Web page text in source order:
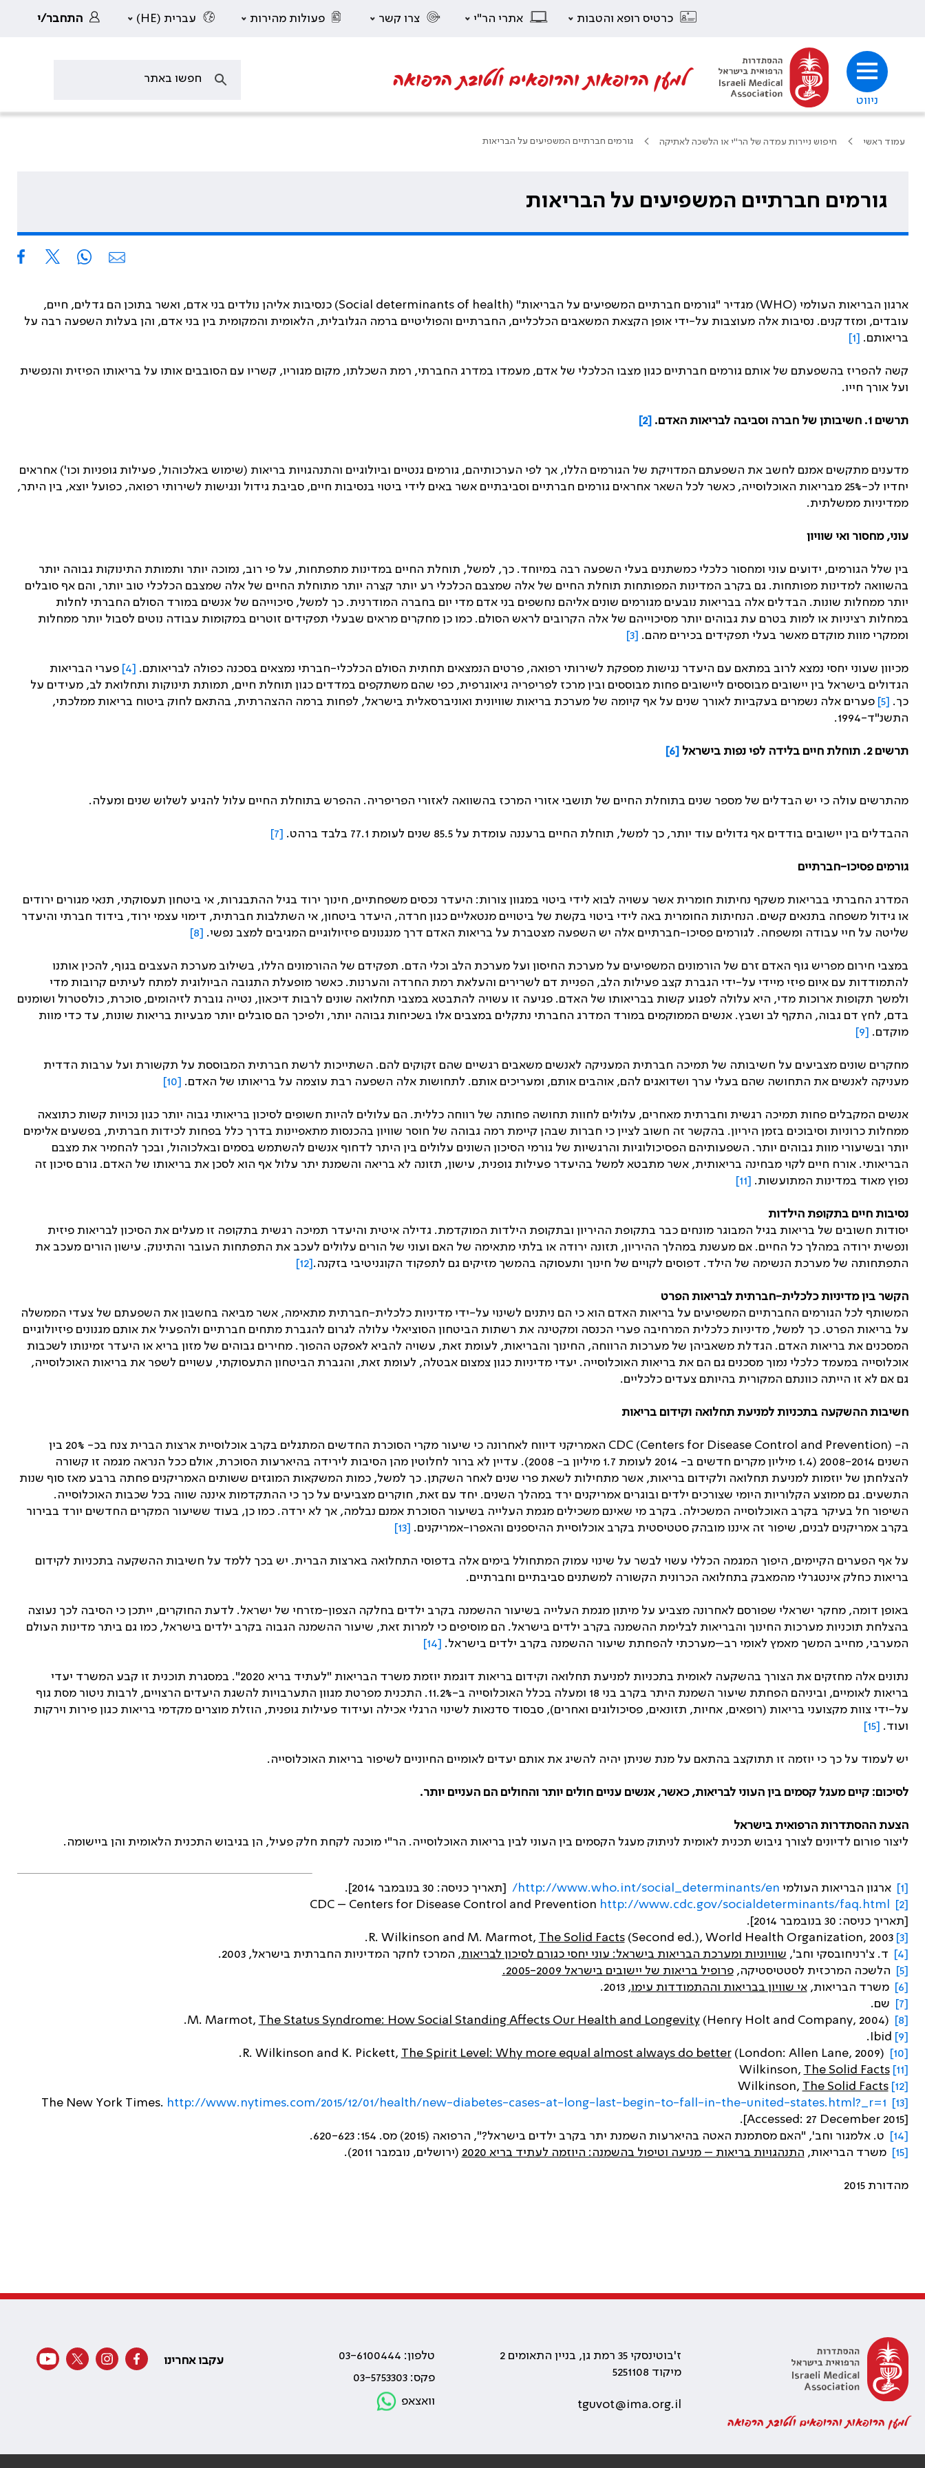
כרטיס רופא והטבות אתרי הר"י צרו קשר פעולות מהירות עברית (HE) התחבר/י
ניווט
למען הרופאות והרופאים ולטובת הרפואה
עמוד ראשי חיפוש ניירות עמדה של הר"י או הלשכה לאתיקה גורמים חברתיים המשפיעים על הבריאות
גורמים חברתיים המשפיעים על הבריאות
ארגון הבריאות העולמי (WHO) מגדיר "גורמים חברתיים המשפיעים על הבריאות" (Social determinants of health) כנסיבות אליהן נולדים בני אדם, ואשר בתוכן הם גדלים, חיים,
עובדים, ומזדקנים. נסיבות אלה מעוצבות על-ידי אופן הקצאת המשאבים הכלכליים, החברתיים והפוליטיים ברמה הגלובלית, הלאומית והמקומית בין בני אדם, והן בעלות השפעה רבה על
בריאותם. [1]
קשה להפריז בהשפעתם של אותם גורמים חברתיים כגון מצבו הכלכלי של אדם, מעמדו במדרג החברתי, רמת השכלתו, מקום מגוריו, קשריו עם הסובבים אותו על בריאותו הפיזית והנפשית
ועל אורך חייו.
תרשים 1. חשיבותן של חברה וסביבה לבריאות האדם. [2]
מדענים מתקשים אמנם לחשב את השפעתם המדויקת של הגורמים הללו, אך לפי הערכותיהם, גורמים גנטיים וביולוגיים והתנהגויות בריאות (שימוש באלכוהול, פעילות גופניות וכו') אחראים
יחדיו לכ-25% מבריאות האוכלוסייה, כאשר לכל השאר אחראים גורמים חברתיים וסביבתיים אשר באים לידי ביטוי בנסיבות חיים, סביבת גידול ונגישות לשירותי רפואה, כפועל יוצא, בין היתר,
ממדיניות ממשלתית.
עוני, מחסור ואי שוויון
בין שלל הגורמים, ידועים עוני ומחסור כלכלי כמשתנים בעלי השפעה רבה במיוחד. כך, למשל, תוחלת החיים במדינות מתפתחות, על פי רוב, נמוכה יותר ותמותת התינוקות גבוהה יותר
בהשוואה למדינות מפותחות. גם בקרב המדינות המפותחות תוחלת החיים של אלה שמצבם הכלכלי רע יותר קצרה יותר מתוחלת החיים של אלה שמצבם הכלכלי טוב יותר, והם אף סובלים
יותר ממחלות שונות. הבדלים אלה בבריאות נובעים מגורמים שונים אליהם נחשפים בני אדם מדי יום בחברה המודרנית. כך למשל, סיכוייהם של אנשים במורד הסולם החברתי לחלות
במחלות רציניות או למות בטרם עת גבוהים יותר מסיכוייהם של אלה הקרובים לראש הסולם. כמו כן מחקרים מראים שבעלי תפקידים זוטרים במקומות עבודה נוטים לסבול יותר ממחלות
וממקרי מוות מוקדם מאשר בעלי תפקידים בכירים מהם. [3]
מכיוון שעוני יחסי נמצא לרוב במתאם עם היעדר נגישות מספקת לשירותי רפואה, פרטים הנמצאים תחתית הסולם הכלכלי-חברתי נמצאים בסכנה כפולה לבריאותם. [4]
פערי הבריאות
הגדולים בישראל בין יישובים מבוססים ליישובים פחות מבוססים ובין מרכז לפריפריה גיאוגרפית, כפי שהם משתקפים במדדים כגון תוחלת חיים, תמותת תינוקות ותחלואת לב, מעידים על
כך. [5]
פערים אלה נשמרים בעקביות לאורך שנים על אף קיומה של מערכת בריאות שוויונית ואוניברסאלית בישראל, לפחות ברמה ההצהרתית, בהתאם לחוק ביטוח בריאות ממלכתי,
התשנ"ד-1994.
תרשים 2. תוחלת חיים בלידה לפי נפות בישראל [6]
מהתרשים עולה כי יש הבדלים של מספר שנים בתוחלת החיים של תושבי אזורי המרכז בהשוואה לאזורי הפריפריה. ההפרש בתוחלת החיים עלול להגיע לשלוש שנים ומעלה.
ההבדלים בין יישובים בודדים אף גדולים עוד יותר, כך למשל, תוחלת החיים ברעננה עומדת על 85.5 שנים לעומת 77.1 בלבד ברהט. [7]
גורמים פסיכו-חברתיים
המדרג החברתי בבריאות משקף נחיתות חומרית אשר עשויה לבוא לידי ביטוי במגוון צורות: היעדר נכסים משפחתיים, חינוך ירוד בגיל ההתבגרות, אי ביטחון תעסוקתי, תנאי מגורים ירודים
או גידול משפחה בתנאים קשים. הנחיתות החומרית באה לידי ביטוי בקשת של ביטויים מנטאליים כגון חרדה, היעדר ביטחון, אי השתלבות חברתית, דימוי עצמי ירוד, בידוד חברתי והיעדר
שליטה על חיי עבודה ומשפחה. לגורמים פסיכו-חברתיים אלה יש השפעה מצטברת על בריאות האדם דרך מנגנונים פיזיולוגיים המגיבים למצב נפשי. [8]
במצבי חירום מפריש גוף האדם זרם של הורמונים המשפיעים על מערכת החיסון ועל מערכת הלב וכלי הדם. תפקידם של ההורמונים הללו, בשילוב מערכת העצבים בגוף, להכין אותנו
להתמודדות עם איום פיזי מיידי על-ידי הגברת קצב פעילות הלב, הפניית דם לשרירים והעלאת רמת החרדה והערנות. כאשר מופעלת התגובה הביולוגית למתח לעיתים קרובות מדי
ולמשך תקופות ארוכות מדי, היא עלולה לפגוע קשות בבריאותו של האדם. פגיעה זו עשויה להתבטא במצבי תחלואה שונים לרבות דיכאון, נטייה גוברת לזיהומים, סוכרת, כולסטרול ושומנים
בדם, לחץ דם גבוה, התקף לב ושבץ. אנשים הממוקמים במורד המדרג החברתי נתקלים במצבים אלו בשכיחות גבוהה יותר, ולפיכך הם סובלים יותר מבעיות בריאות שונות, עד כדי מוות
מוקדם. [9]
מחקרים שונים מצביעים על חשיבותה של תמיכה חברתית המעניקה לאנשים משאבים רגשיים שהם זקוקים להם. השתייכות לרשת חברתית המבוססת על תקשורת ועל ערבות הדדית
מעניקה לאנשים את התחושה שהם בעלי ערך ושדואגים להם, אוהבים אותם, ומעריכים אותם. לתחושות אלה השפעה רבת עוצמה על בריאותו של האדם. [10]
אנשים המקבלים פחות תמיכה רגשית וחברתית מאחרים, עלולים לחוות תחושה פחותה של רווחה כללית. הם עלולים להיות חשופים לסיכון בריאותי גבוה יותר כגון נכויות קשות כתוצאה
ממחלות כרוניות וסיבוכים בזמן היריון. בהקשר זה חשוב לציין כי חברות שבהן קיימת רמה גבוהה של חוסר שוויון בהכנסות מתאפיינות בדרך כלל בפחות לכידות חברתית, בפשעים אלימים
יותר ובשיעורי מוות גבוהים יותר. השפעותיהם הפסיכולוגיות והרגשיות של גורמי הסיכון השונים עלולים בין היתר לדחוף אנשים להשתמש בסמים ובאלכוהול, ובכך להחמיר את מצבם
הבריאותי. אורח חיים לקוי מבחינה בריאותית, אשר מתבטא למשל בהיעדר פעילות גופנית, עישון, תזונה לא בריאה והשמנת יתר עלול אף הוא לסכן את בריאותו של האדם. גורם סיכון זה
נפוץ מאוד במדינות המתועשות. [11]
נסיבות חיים בתקופת הילדות
יסודות חשובים של בריאות בגיל המבוגר מונחים כבר בתקופת ההיריון ובתקופת הילדות המוקדמת. גדילה איטית והיעדר תמיכה רגשית בתקופה זו מעלים את הסיכון לבריאות פיזית
ונפשית ירודה במהלך כל החיים. אם מעשנת במהלך ההיריון, תזונה ירודה או בלתי מתאימה של האם ועוני של הורים עלולים לעכב את התפתחות העובר והתינוק. עישון הורים מעכב את
התפתחותה של מערכת הנשימה של הילד. דפוסים לקויים של חינוך ותעסוקה בהמשך מזיקים גם לתפקוד הקוגניטיבי בזקנה. [12]
הקשר בין מדיניות כלכלית-חברתית לבריאות הפרט
המשותף לכל הגורמים החברתיים המשפיעים על בריאות האדם הוא כי הם ניתנים לשינוי על-ידי מדיניות כלכלית-חברתית מתאימה, אשר מביאה בחשבון את השפעתם של צעדי הממשלה
על בריאות הפרט. כך למשל, מדיניות כלכלית המרחיבה פערי הכנסה ומקטינה את רשתות הביטחון הסוציאלי עלולה לגרום להגברת מתחים חברתיים ולהפעיל את אותם מגנונים פיזיולוגיים
המסכנים את בריאות האדם. הגדלת משאביהן של מערכות הרווחה, החינוך והבריאות, לעומת זאת, עשויה להביא לאפקט ההפוך. מחירים גבוהים של מזון בריא או היעדר זמינותו לשכבות
אוכלוסייה במעמד כלכלי נמוך מסכנים גם הם את בריאות האוכלוסייה. יעדי מדיניות כגון צמצום אבטלה, לעומת זאת, והגברת הביטחון התעסוקתי, עשויים לשפר את בריאות האוכלוסייה,
גם אם לא זו הייתה כוונתם המקורית בהיותם צעדים כלכליים.
חשיבות ההשקעה בתכניות למניעת תחלואה וקידום בריאות
ה- CDC (Centers for Disease Control and Prevention)
האמריקני דיווח לאחרונה כי שיעור מקרי הסוכרת החדשים המתגלים בקרב אוכלוסיית ארצות הברית צנח בכ- 20% בין
השנים 2008-2014 (1.4 מיליון מקרים חדשים ב- 2014 לעומת 1.7 מיליון ב- 2008). עדיין לא ברור לחלוטין מהן הסיבות לירידה בהיארעות הסוכרת, אולם ככל הנראה מגמה זו קשורה
להצלחתן של יוזמות למניעת תחלואה ולקידום בריאות, אשר מתחילות לשאת פרי שנים לאחר השקתן. כך למשל, כמות המשקאות המוגזים ששותים האמריקנים פחתה ברבע מאז סוף שנות
התשעים. גם ממוצע הקלוריות היומי שצורכים ילדים ובוגרים אמריקנים ירד במהלך השנים. יחד עם זאת, חוקרים מצביעים על כך כי ההתקדמות איננה שווה בכל שכבות האוכלוסייה.
השיפור חל בעיקר בקרב האוכלוסייה המשכילה. בקרב מי שאינם משכילים מגמת העלייה בשיעור הסוכרת אמנם נבלמה, אך לא ירדה. כמו כן, בעוד ששיעור המקרים החדשים יורד בבירור
בקרב אמריקנים לבנים, שיפור זה איננו מובהק סטטיסטית בקרב אוכלוסיית ההיספנים והאפרו-אמריקנים. [13]
על אף הפערים הקיימים, היפוך המגמה הכללי עשוי לבשר על שינוי עמוק המתחולל בימים אלה בדפוסי התחלואה בארצות הברית. יש בכך ללמד על חשיבות ההשקעה בתכניות לקידום
בריאות כחלק אינטגרלי מהמאבק בתחלואה הכרונית הקשורה למשתנים סביבתיים וחברתיים.
באופן דומה, מחקר ישראלי שפורסם לאחרונה מצביע על מיתון מגמת העלייה בשיעור ההשמנה בקרב ילדים בחלקה הצפון-מזרחי של ישראל. לדעת החוקרים, ייתכן כי הסיבה לכך נעוצה
בהצלחת תוכניות מערכות החינוך והבריאות לבלימת ההשמנה בקרב ילדים בישראל. הם מוסיפים כי למרות זאת, שיעור ההשמנה הגבוה בקרב ילדים בישראל, כמו גם ביתר מדינות העולם
המערבי, מחייב המשך מאמץ לאומי רב–מערכתי להפחתת שיעור ההשמנה בקרב ילדים בישראל. [14]
נתונים אלה מחזקים את הצורך בהשקעה לאומית בתכניות למניעת תחלואה וקידום בריאות דוגמת יוזמת משרד הבריאות "לעתיד בריא 2020". במסגרת תוכנית זו קבע המשרד יעדי
בריאות לאומיים, וביניהם הפחתת שיעור השמנת היתר בקרב בני 18 ומעלה בכלל האוכלוסייה ב-11.2%. התכנית מפרטת מגוון התערבויות להשגת היעדים הרצויים, לרבות ניטור מסת גוף
על-ידי צוות מקצועני בריאות (רופאים, אחיות, תזונאים, פסיכולוגים ואחרים), סבסוד סדנאות לשינוי הרגלי אכילה ועידוד פעילות גופנית, הוזלת מוצרים מקדמי בריאות כגון פירות וירקות
ועוד. [15]
יש לעמוד על כך כי יוזמה זו תתוקצב בהתאם על מנת שניתן יהיה להשיג את אותם יעדים לאומיים החיוניים לשיפור בריאות האוכלוסייה.
לסיכום: קיים מעגל קסמים בין העוני לבריאות, כאשר, אנשים עניים חולים יותר והחולים הם העניים יותר.
הצעת ההסתדרות הרפואית בישראל
ליצור פורום לדיונים לצורך גיבוש תכנית לאומית לניתוק מעגל הקסמים בין העוני לבין בריאות האוכלוסייה. הר"י מוכנה לקחת חלק פעיל, הן בגיבוש התכנית הלאומית והן ביישומה.
[1] ארגון הבריאות העולמי http://www.who.int/social_determinants/en
/ [תאריך כניסה: 30 בנובמבר 2014].
[2]
CDC – Centers for Disease Control and Prevention http://www.cdc.gov/socialdeterminants/faq.html
[תאריך כניסה: 30 בנובמבר 2014].
[3]
R. Wilkinson and M. Marmot,
The Solid Facts(Second ed.), World Health Organization, 2003.
[4]
ד. צ'רניחובסקי וחב', שוויוניות ומערכת הבריאות בישראל: עוני יחסי כגורם לסיכון לבריאות, המרכז לחקר המדיניות החברתית בישראל, 2003.
[5]
הלשכה המרכזית לסטטיסטיקה,פרופיל בריאות של יישובים בישראל 2005-2009.
[6]
משרד הבריאות,אי שוויון בבריאות וההתמודדות עימו, 2013.
[7]
שם.
[8]
The Status Syndrome: How Social Standing Affects Our Health and Longevity(Henry Holt and Company, 2004).
[9]
[10]
The Spirit Level: Why more equal almost always do better(London: Allen Lane, 2009).
[11]
Wilkinson,
The Solid Facts
[12]
Wilkinson,
The Solid Facts
[13]
http://www.nytimes.com/2015/12/01/health/new-diabetes-cases-at-long-last-begin-to-fall-in-the-united-states.html?_r=1
[Accessed: 27 December 2015].
[14]
ט. אלמגור וחב', "האם מסתמנת האטה בהיארעות השמנת יתר בקרב ילדים בישראל?", הרפואה (2015) מס. 154: 620-623.
[15]
משרד הבריאות, התנהגויות בריאות – מניעה וטיפול בהשמנה: היוזמה לעתיד בריא 2020 (ירושלים, נובמבר 2011).
מהדורת 2015
למען הרופאות והרופאים ולטובת הרפואה
ז'בוטינסקי 35 רמת גן, בניין התאומים 2
מיקוד 5251108
tguvot@ima.org.il
טלפון: 03-6100444
פקס: 03-5753303
וואצאפ
עקבו אחרינו